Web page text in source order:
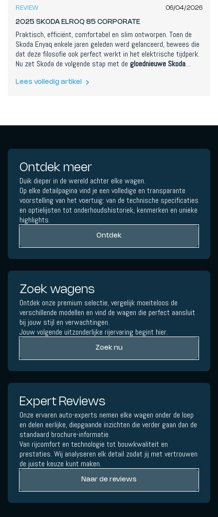
ruime en scherp geprijsde SUV maakt hij een sterke zaak.
REVIEW 06/04/2026
2025 SKODA ELROQ 85 CORPORATE
Praktisch, efficiënt, comfortabel en slim ontworpen. Toen de
Skoda Enyaq enkele jaren geleden werd gelanceerd, bewees die
dat deze filosofie ook perfect werkt in het elektrische tijdperk.
Nu zet Skoda de volgende stap met de gloednieuwe Skoda
de Enyaq in het gamma. Hij is iets kleiner, iets
Lees volledig artikel
Ontdek meer
Duik dieper in de wereld achter elke wagen.
Op elke detailpagina vind je een volledige en transparante
voorstelling van het voertuig: van de technische specificaties
en optielijsten tot onderhoudshistoriek, kenmerken en unieke
highlights.
Ontdek
Zoek wagens
Ontdek onze premium selectie, vergelijk moeiteloos de
verschillende modellen en vind de wagen die perfect aansluit
bij jouw stijl en verwachtingen.
Jouw volgende uitzonderlijke rijervaring begint hier.
Zoek nu
Expert Reviews
Onze ervaren auto-experts nemen elke wagen onder de loep
en delen eerlijke, diepgaande inzichten die verder gaan dan de
standaard brochure-informatie.
Van rijcomfort en technologie tot bouwkwaliteit en
prestaties. Wij analyseren elk detail zodat jij met vertrouwen
de juiste keuze kunt maken.
Naar de reviews